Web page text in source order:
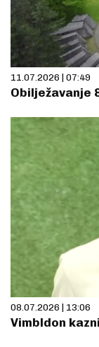
11.07.2026 | 07:49
Obilježavanje
08.07.2026 | 13:06
Vimbldon